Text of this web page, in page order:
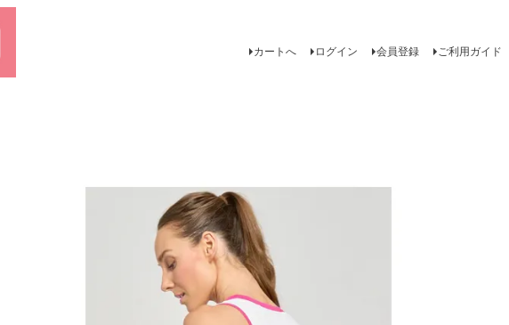
カートへ ログイン 会員登録 ご利用ガイド